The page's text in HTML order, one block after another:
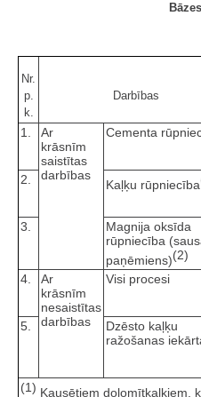
Nr.
p.
k.
Darbības
1.
Ar
krāsnīm
saistītas
darbības
Cementa
2.
Kaļķu rūpniecība
3.
Magnija oksīda
rūpniecība
paņēmiens)(2)
4.
Ar
krāsnīm
nesaistītas
darbības
Visi procesi
5.
Dzēsto kaļķu
ražošanas
(1) Kausētiem dolomītkaļķiem,